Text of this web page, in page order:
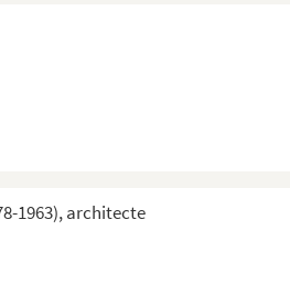
1963), architecte